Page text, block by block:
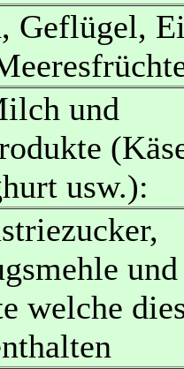
Geflügel,
und
usw.):
und
welche